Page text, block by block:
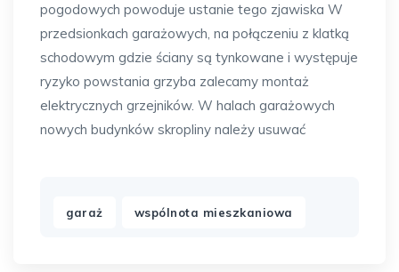
pogodowych powoduje ustanie tego zjawiska W
przedsionkach garażowych, na połączeniu z klatką
schodowym gdzie ściany są tynkowane i występuje
ryzyko powstania grzyba zalecamy montaż
elektrycznych grzejników. W halach garażowych
nowych budynków skropliny należy usuwać
garaż wspólnota mieszkaniowa